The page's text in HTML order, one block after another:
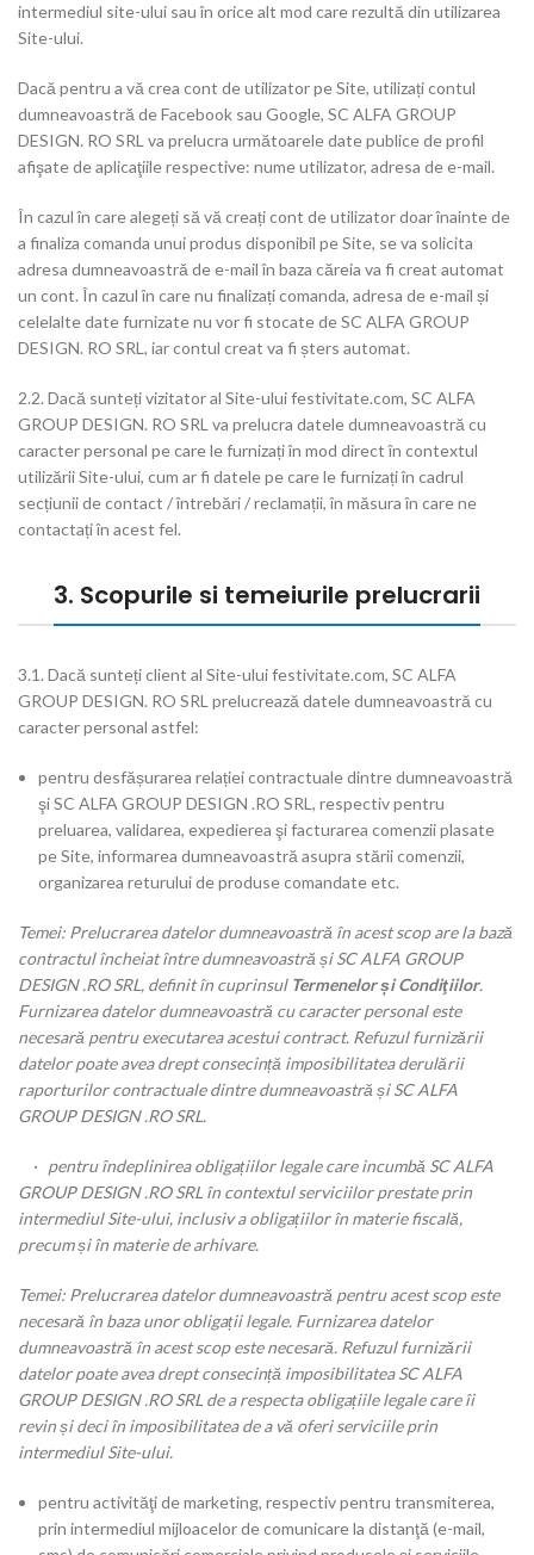
intermediul site-ului sau în orice alt mod care rezultă din utilizarea
Site-ului.
Dacă pentru a vă crea cont de utilizator pe Site, utilizați contul
dumneavoastră de Facebook sau Google, SC ALFA GROUP
DESIGN. RO SRL va prelucra următoarele date publice de profil
afişate de aplicaţiile respective: nume utilizator, adresa de e-mail.
În cazul în care alegeți să vă creați cont de utilizator doar înainte de
a finaliza comanda unui produs disponibil pe Site, se va solicita
adresa dumneavoastră de e-mail în baza căreia va fi creat automat
un cont. În cazul în care nu finalizați comanda, adresa de e-mail și
celelalte date furnizate nu vor fi stocate de SC ALFA GROUP
DESIGN. RO SRL, iar contul creat va fi șters automat.
2.2. Dacă sunteți vizitator al Site-ului festivitate.com, SC ALFA
GROUP DESIGN. RO SRL va prelucra datele dumneavoastră cu
caracter personal pe care le furnizați în mod direct în contextul
utilizării Site-ului, cum ar fi datele pe care le furnizați în cadrul
secțiunii de contact / întrebări / reclamații, în măsura în care ne
contactați în acest fel.
3. Scopurile si temeiurile prelucrarii
3.1. Dacă sunteți client al Site-ului festivitate.com, SC ALFA
GROUP DESIGN. RO SRL prelucrează datele dumneavoastră cu
caracter personal astfel:
pentru desfășurarea relației contractuale dintre dumneavoastră
şi SC ALFA GROUP DESIGN .RO SRL, respectiv pentru
preluarea, validarea, expedierea şi facturarea comenzii plasate
pe Site, informarea dumneavoastră asupra stării comenzii,
organizarea returului de produse comandate etc.
Temei: Prelucrarea datelor dumneavoastră în acest scop are la bază
contractul încheiat între dumneavoastră și SC ALFA GROUP
DESIGN .RO SRL, definit în cuprinsul Termenelor și Condiţiilor.
Furnizarea datelor dumneavoastră cu caracter personal este
necesară pentru executarea acestui contract. Refuzul furnizării
datelor poate avea drept consecință imposibilitatea derulării
raporturilor contractuale dintre dumneavoastră și SC ALFA
GROUP DESIGN .RO SRL.
· pentru îndeplinirea obligațiilor legale care incumbă SC ALFA
GROUP DESIGN .RO SRL în contextul serviciilor prestate prin
intermediul Site-ului, inclusiv a obligațiilor în materie fiscală,
precum și în materie de arhivare.
Temei: Prelucrarea datelor dumneavoastră pentru acest scop este
necesară în baza unor obligații legale. Furnizarea datelor
dumneavoastră în acest scop este necesară. Refuzul furnizării
datelor poate avea drept consecință imposibilitatea SC ALFA
GROUP DESIGN .RO SRL de a respecta obligațiile legale care îi
revin și deci în imposibilitatea de a vă oferi serviciile prin
intermediul Site-ului.
pentru activităţi de marketing, respectiv pentru transmiterea,
prin intermediul mijloacelor de comunicare la distanţă (e-mail,